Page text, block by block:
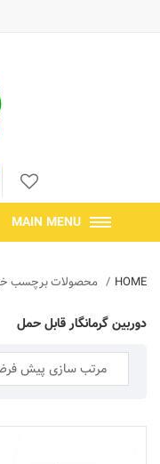
MAIN MENU
HOME محصولات برچسب
دوربین گرمانگار قابل حمل